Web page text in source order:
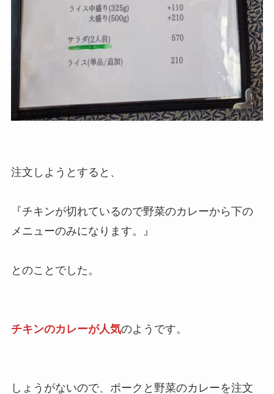
注文しようとすると、
『チキンが切れているので野菜のカレーから下の
メニューのみになります。』
とのことでした。
チキンのカレーが人気のようです。
しょうがないので、ポークと野菜のカレーを注文